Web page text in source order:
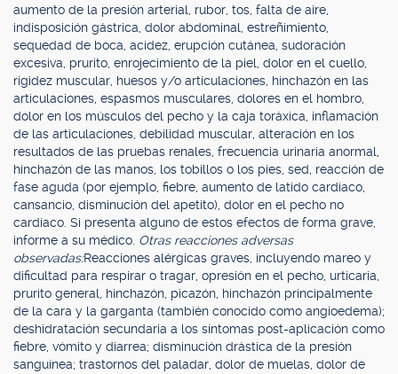
aumento de la presión arterial, rubor, tos, falta de aire,
indisposición gástrica, dolor abdominal, estreñimiento,
sequedad de boca, acidez, erupción cutánea, sudoración
excesiva, prurito, enrojecimiento de la piel, dolor en el cuello,
rigidez muscular, huesos y/o articulaciones, hinchazón en las
articulaciones, espasmos musculares, dolores en el hombro,
dolor en los músculos del pecho y la caja toráxica, inflamación
de las articulaciones, debilidad muscular, alteración en los
resultados de las pruebas renales, frecuencia urinaria anormal,
hinchazón de las manos, los tobillos o los pies, sed, reacción de
fase aguda (por ejemplo, fiebre, aumento de latido cardíaco,
cansancio, disminución del apetito), dolor en el pecho no
cardíaco. Si presenta alguno de estos efectos de forma grave,
informe a su médico. Otras reacciones adversas
observadas:Reacciones alérgicas graves, incluyendo mareo y
dificultad para respirar o tragar, opresión en el pecho, urticaria,
prurito general, hinchazón, picazón, hinchazón principalmente
de la cara y la garganta (también conocido como angioedema);
deshidratación secundaria a los síntomas post-aplicación como
fiebre, vómito y diarrea; disminución drástica de la presión
sanguínea; trastornos del paladar, dolor de muelas, dolor de